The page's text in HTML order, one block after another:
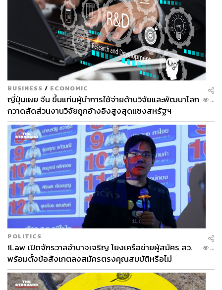
BUSINESS / ECONOMIC
ญี่ปุ่นเผย จีน ขึ้นแท่นผู้นำการใช้จ่ายด้านวิจัยและพัฒนาโลก
กวาดสัดส่วนงานวิจัยถูกอ้างอิงสูงสุดแซงสหรัฐฯ
...
POLITICS
iLaw เปิดจักรวาลอำนาจเจริญ โยงเครือข่ายผู้สมัคร สว.
พร้อมตั้งข้อสังเกตลงสมัครตรงคุณสมบัติหรือไม่
...